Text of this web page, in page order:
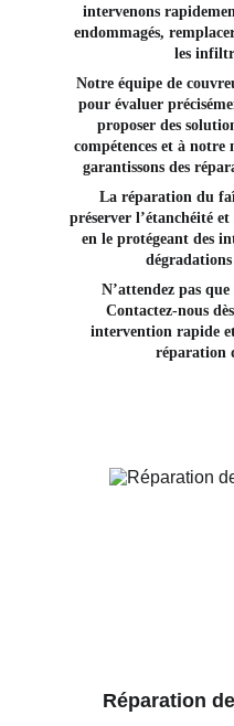
intervenons
endommagés,
les
Notre équipe de
pour évaluer
proposer des
compétences et à notre
garantissons des
La réparation du
préserver l’étanchéité
en le protégeant des
N’attendez pas que
Contactez-nous
intervention rapide
réparation
Réparation